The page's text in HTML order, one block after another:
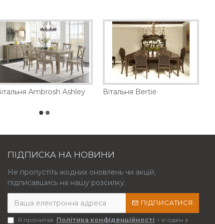
Ambrosh Ashley Вітальня Bertie
ПІДПИСКА НА НОВИНИ
Не пропустіть жодних оновлень чи акцій,
підписавшись на нашу розсилку.
ПІДПИСАТИСЯ
Я прочитав Політика конфіденційності і згоден з